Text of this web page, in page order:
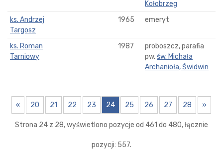
Kołobrzeg
ks. Andrzej
Targosz
1965 emeryt
ks. Roman
Tarniowy
1987
proboszcz, parafia
pw. św. Michała
Archanioła, Świdwin
« 20 21 22 23 24 25 26 27 28 »
Strona 24 z 28, wyświetlono pozycje od 461 do 480, łącznie
pozycji: 557.